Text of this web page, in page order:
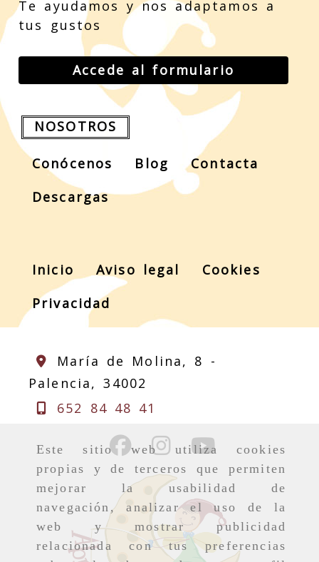
Este sitio web utiliza cookies
propias y de terceros que permiten
mejorar la usabilidad de
navegación, analizar el uso de la
web y mostrar publicidad
relacionada con tus preferencias
Te ayudamos y nos adaptamos a
tus gustos
Accede al formulario
NOSOTROS
Conócenos Blog
Contacta
Descargas
Inicio Aviso legal
Cookies
Privacidad
María de Molina, 8 -
Palencia,34002
652 84 48 41